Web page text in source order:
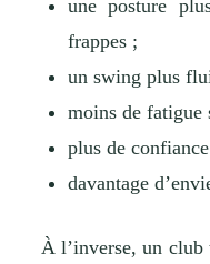
une posture
frappes ;
un swing plus
moins de fatigue
plus de
davantage
À l’inverse, un club